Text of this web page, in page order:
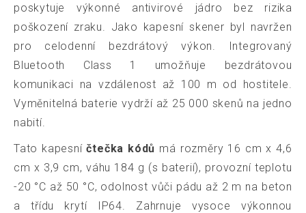
poskytuje výkonné antivirové jádro bez rizika
poškození zraku. Jako kapesní skener byl navržen
pro celodenní bezdrátový výkon. Integrovaný
Bluetooth Class 1 umožňuje bezdrátovou
komunikaci na vzdálenost až 100 m od hostitele.
Vyměnitelná baterie vydrží až 25 000 skenů na jedno
nabití.
Tato kapesníčtečka kódů má rozměry 16 cm x 4,6
cm x 3,9 cm, váhu 184 g (s baterií), provozní teplotu
-20 °C až 50 °C, odolnost vůči pádu až 2 m na beton
a třídu krytí IP64. Zahrnuje vysoce výkonnou